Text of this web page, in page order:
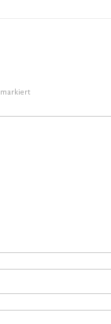
markiert